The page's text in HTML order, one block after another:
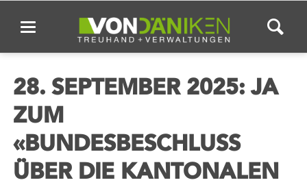
28. SEPTEMBER 2025: JA
ZUM
«BUNDESBESCHLUSS
ÜBER DIE KANTONALEN